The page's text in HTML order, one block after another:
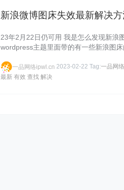
新浪微博图床失效最新解决
23年2月22日仍可用 我是怎么发现新浪
wordpress主题里面带的有一些新浪图
一品网络ipwl.cn2023-02-22 Tag:一品网络
最新 有效 查找 解决